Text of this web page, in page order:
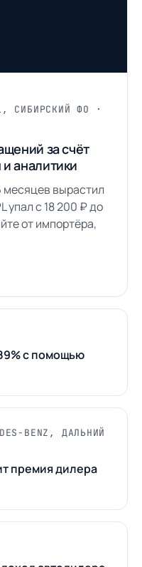
СИБИРСКИЙ ФО ·
за счёт
аналитики
месяцев вырастил
упал с 18 200 ₽ до
от импортёра,
с помощью
BENZ, ДАЛЬНИЙ
премия дилера